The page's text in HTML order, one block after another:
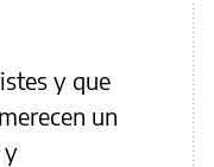
y que
un
y